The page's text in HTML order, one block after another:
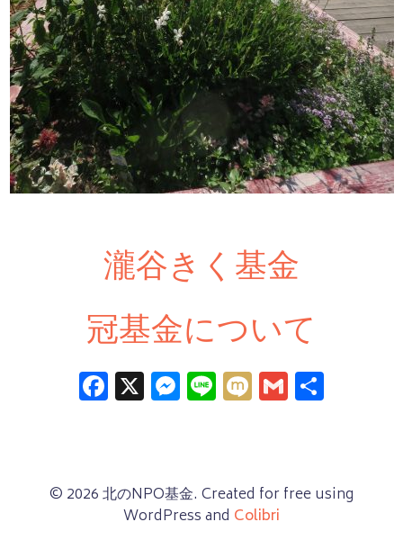
瀧谷きく基金
冠基金について
Facebook
X Messenger
LineMixiGmail
© 2026 北のNPO基金. Created for free using
WordPress and Colibri